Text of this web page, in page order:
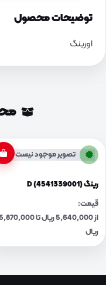
توضیحات محصول
اورینگ
تصویر موجود نیست
رینگ D (4541339001)
قیمت:
از 5,640,000 ریال تا
ریال